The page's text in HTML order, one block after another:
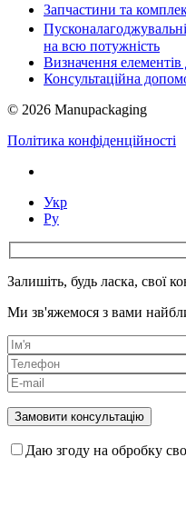
Запчастини та
на всю потужність
Визначення елементів
Консультаційна
© 2026 Manupackaging
Політика конфіденційності
Укр
Ру
Залишіть, будь ласка, свої
Ми зв'яжемося з вами
Даю згоду на обробку